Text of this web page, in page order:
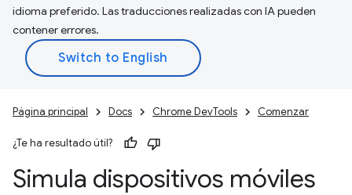
idioma preferido. Las traducciones realizadas con IA pueden
contener errores.
Página principal Docs Chrome DevTools Comenzar
¿Te ha resultado útil?
Simula dispositivos móviles